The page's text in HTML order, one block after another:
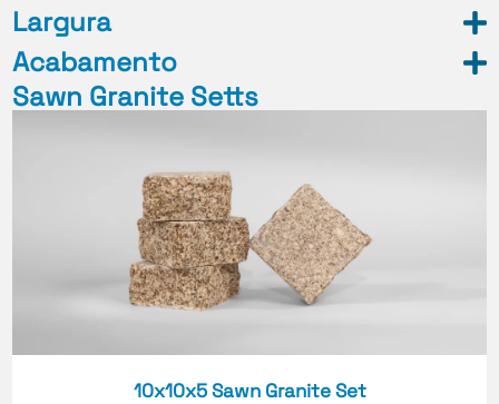
Largura
Acabamento
Sawn Granite Setts
10x10x5 Sawn Granite Set